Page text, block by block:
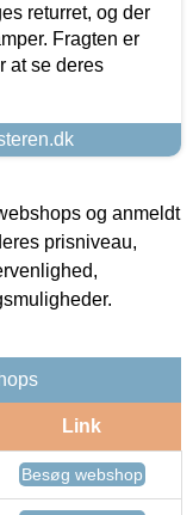
returret, og der
Fragten er
at se deres
og anmeldt
prisniveau,
Link
Besøg webshop